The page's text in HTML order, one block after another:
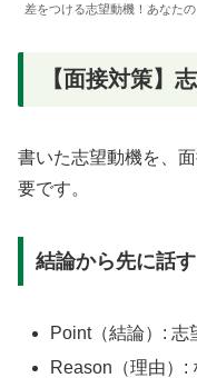
差をつける志望動機！あなた
【面接対策】
書いた志望動機を、
要です。
結論から先に話す
Point（結論）: 志
Reason（理由）: